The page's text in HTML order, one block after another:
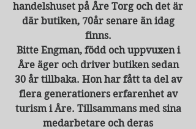
handelshuset på Åre Torg och det är
där butiken, 70år senare än idag
finns.
Bitte Engman, född och uppvuxen i
Åre äger och driver butiken sedan
30 år tillbaka. Hon har fått ta del av
flera generationers erfarenhet av
turism i Åre. Tillsammans med sina
medarbetare och deras